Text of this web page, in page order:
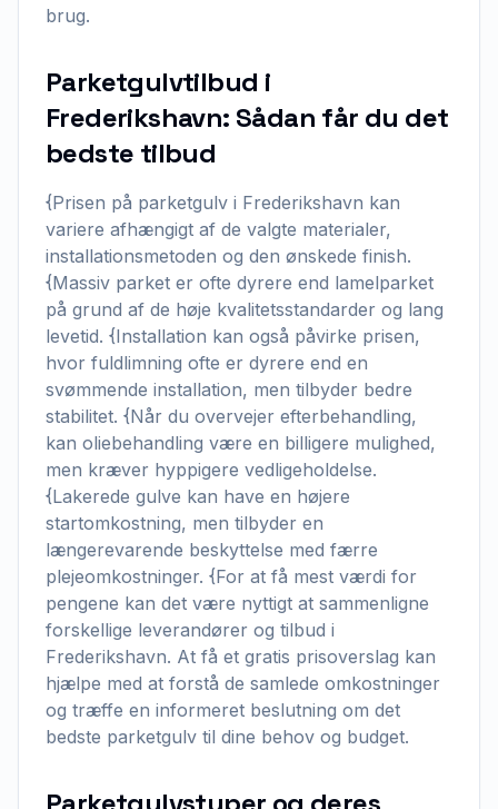
brug.
Parketgulvtilbud i
Frederikshavn: Sådan får du det
bedste tilbud
{Prisen på parketgulv i Frederikshavn kan
variere afhængigt af de valgte materialer,
installationsmetoden og den ønskede finish.
{Massiv parket er ofte dyrere end lamelparket
på grund af de høje kvalitetsstandarder og lang
levetid. {Installation kan også påvirke prisen,
hvor fuldlimning ofte er dyrere end en
svømmende installation, men tilbyder bedre
stabilitet. {Når du overvejer efterbehandling,
kan oliebehandling være en billigere mulighed,
men kræver hyppigere vedligeholdelse.
{Lakerede gulve kan have en højere
startomkostning, men tilbyder en
længerevarende beskyttelse med færre
plejeomkostninger. {For at få mest værdi for
pengene kan det være nyttigt at sammenligne
forskellige leverandører og tilbud i
Frederikshavn. At få et gratis prisoverslag kan
hjælpe med at forstå de samlede omkostninger
og træffe en informeret beslutning om det
bedste parketgulv til dine behov og budget.